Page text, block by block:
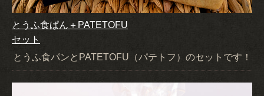
とうふ食ぱん＋PATETOFU
セット
とうふ食パンとPATETOFU（パテトフ）のセットです！